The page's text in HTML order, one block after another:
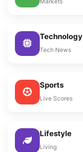
Technology
Tech News
Sports
Live Scores
Lifestyle
Living